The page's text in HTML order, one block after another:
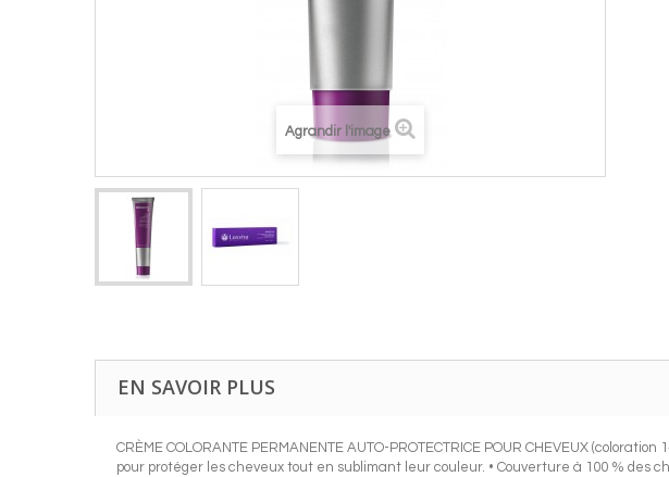
Agrandir l'image
EN SAVOIR PLUS
CRÈME COLORANTE PERMANENTE AUTO-PROTECTRICE POUR CHEVEUX
pour protéger les cheveux tout en sublimant leur couleur. • Couverture à 100 %